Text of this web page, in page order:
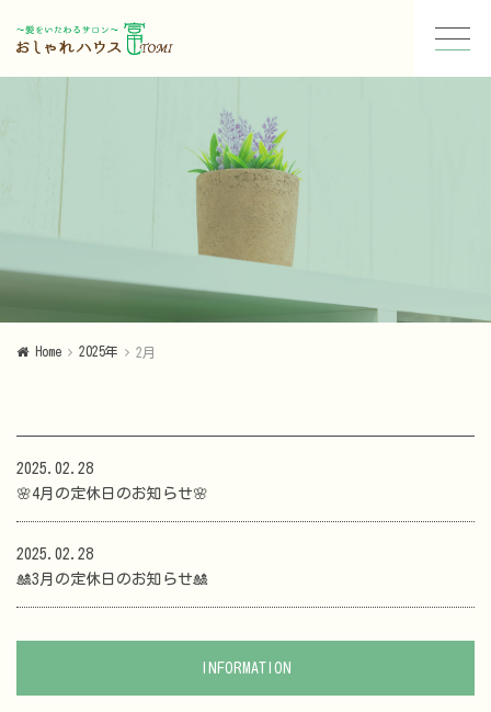
Home 2025年 2月
2025.02.28
🌸4月の定休日のお知らせ🌸
2025.02.28
🎎3月の定休日のお知らせ🎎
INFORMATION